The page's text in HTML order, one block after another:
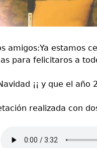
amigos:Ya estamos
para felicitaros a
Navidad ¡¡ y que el
realizada con